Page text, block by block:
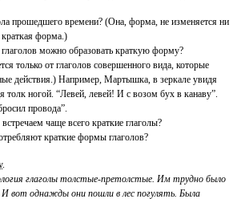
прошедшего времени? (Она, форма, не изменяется ни
форма.)
можно образовать краткую форму?
только от глаголов совершенного вида, которые
действия.) Например, Мартышка, в зеркале увидя
толк ногой. “Левей, левей! И с возом бух в канаву”.
провода”.
чаще всего краткие глаголы?
краткие формы глаголов?
.
глаголы толстые-претолстые. Им трудно было
вот однажды они пошли в лес погулять. Была